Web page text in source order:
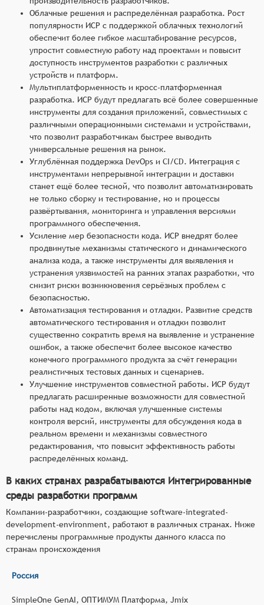
Облачные решения и распределённая разработка. Рост
популярности ИСР с поддержкой облачных технологий
обеспечит более гибкое масштабирование ресурсов,
упростит совместную работу над проектами и повысит
доступность инструментов разработки с различных
устройств и платформ.
Мультиплатформенность и кросс-платформенная
разработка. ИСР будут предлагать всё более совершенные
инструменты для создания приложений, совместимых с
различными операционными системами и устройствами,
что позволит разработчикам быстрее выводить
универсальные решения на рынок.
Углублённая поддержка DevOps и CI/CD. Интеграция с
инструментами непрерывной интеграции и доставки
станет ещё более тесной, что позволит автоматизировать
не только сборку и тестирование, но и процессы
развёртывания, мониторинга и управления версиями
программного обеспечения.
Усиление мер безопасности кода. ИСР внедрят более
продвинутые механизмы статического и динамического
анализа кода, а также инструменты для выявления и
устранения уязвимостей на ранних этапах разработки, что
снизит риски возникновения серьёзных проблем с
безопасностью.
Автоматизация тестирования и отладки. Развитие средств
автоматического тестирования и отладки позволит
существенно сократить время на выявление и устранение
ошибок, а также обеспечит более высокое качество
конечного программного продукта за счёт генерации
реалистичных тестовых данных и сценариев.
Улучшение инструментов совместной работы. ИСР будут
предлагать расширенные возможности для совместной
работы над кодом, включая улучшенные системы
контроля версий, инструменты для обсуждения кода в
реальном времени и механизмы совместного
редактирования, что повысит эффективность работы
распределённых команд.
В каких странах разрабатываются Интегрированные
среды разработки программ
Компании-разработчики, создающие software-integrated-
development-environment, работают в различных странах. Ниже
перечислены программные продукты данного класса по
странам происхождения
Россия
SimpleOne GenAI, ОПТИМУМ Платформа, Jmix